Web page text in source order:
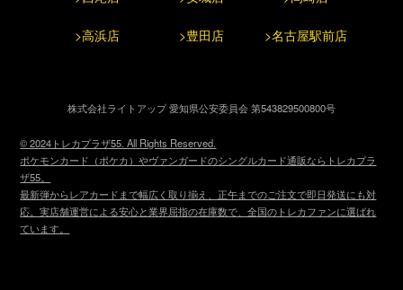
>高浜店 >豊田店 >名古屋駅前店
株式会社ライトアップ 愛知県公安委員会 第543829500800号
© 2024トレカプラザ55. All Rights Reserved.
ポケモンカード（ポケカ）やヴァンガードのシングルカード通販ならトレカプラ
ザ55。
最新弾からレアカードまで幅広く取り揃え、正午までのご注文で即日発送にも対
応。実店舗運営による安心と業界屈指の在庫数で、全国のトレカファンに選ばれ
ています。